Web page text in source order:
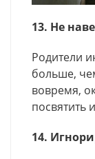
13. Не
Родители
больше,
вовремя,
посвятить
14.